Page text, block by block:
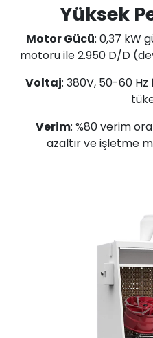
Yüksek
Motor Gücü: 0,37 kW
motoru ile 2.950 D/D
Voltaj: 380V, 50-60
Verim: %80 verim
azaltır ve işletme